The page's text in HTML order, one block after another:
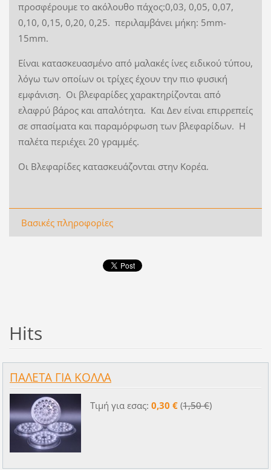
προσφέρουμε το ακόλουθο πάχος:0,03, 0,05, 0,07,
0,10, 0,15, 0,20, 0,25. περιλαμβάνει μήκη: 5mm-
15mm.
Είναι κατασκευασμένο από μαλακές ίνες ειδικού τύπου,
λόγω των οποίων οι τρίχες έχουν την πιο φυσική
εμφάνιση. Οι βλεφαρίδες χαρακτηρίζονται από
ελαφρύ βάρος και απαλότητα. Και Δεν είναι επιρρεπείς
σε σπασίματα και παραμόρφωση των βλεφαρίδων. Η
παλέτα περιέχει 20 γραμμές.
Οι Βλεφαρίδες κατασκευάζονται στην Κορέα.
Βασικές πληροφορίες
Hits
ΠΑΛΕΤΑ ΓΙΑ ΚΟΛΛΑ
Τιμή για εσας: 0,30 €(1,50 €)